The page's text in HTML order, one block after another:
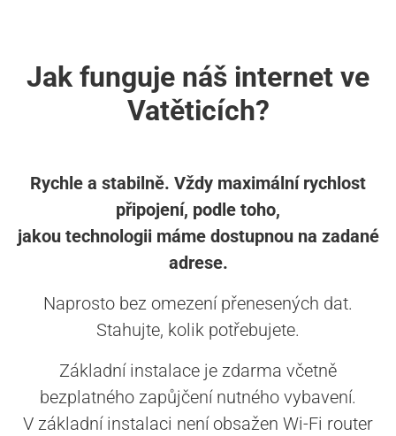
Jak funguje náš internet ve
Vatěticích?
Rychle a stabilně. Vždy maximální rychlost
připojení, podle toho,
jakou technologii máme dostupnou na zadané
adrese.
Naprosto bez omezení přenesených dat.
Stahujte, kolik potřebujete.
Základní instalace je zdarma včetně
bezplatného zapůjčení nutného vybavení.
V základní instalaci není obsažen Wi-Fi router